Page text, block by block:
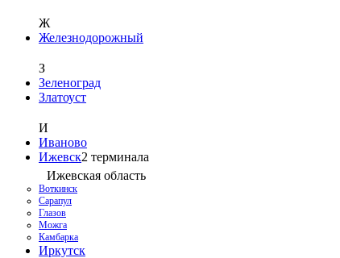
Ж
Железнодорожный
З
Зеленоград
Златоуст
И
Иваново
Ижевск2 терминала
Ижевская область
Воткинск
Сарапул
Глазов
Можга
Камбарка
Иркутск